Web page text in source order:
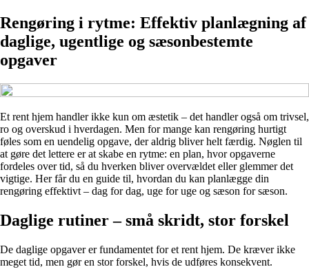
Rengøring i rytme: Effektiv planlægning af
daglige, ugentlige og sæsonbestemte
opgaver
Et rent hjem handler ikke kun om æstetik – det handler også om trivsel,
ro og overskud i hverdagen. Men for mange kan rengøring hurtigt
føles som en uendelig opgave, der aldrig bliver helt færdig. Nøglen til
at gøre det lettere er at skabe en rytme: en plan, hvor opgaverne
fordeles over tid, så du hverken bliver overvældet eller glemmer det
vigtige. Her får du en guide til, hvordan du kan planlægge din
rengøring effektivt – dag for dag, uge for uge og sæson for sæson.
Daglige rutiner – små skridt, stor forskel
De daglige opgaver er fundamentet for et rent hjem. De kræver ikke
meget tid, men gør en stor forskel, hvis de udføres konsekvent.